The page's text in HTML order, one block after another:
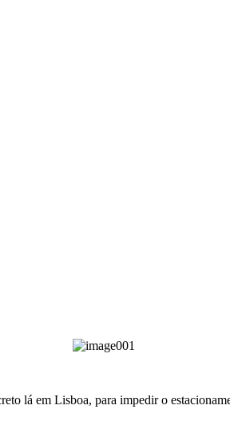
lá em Lisboa, para impedir o